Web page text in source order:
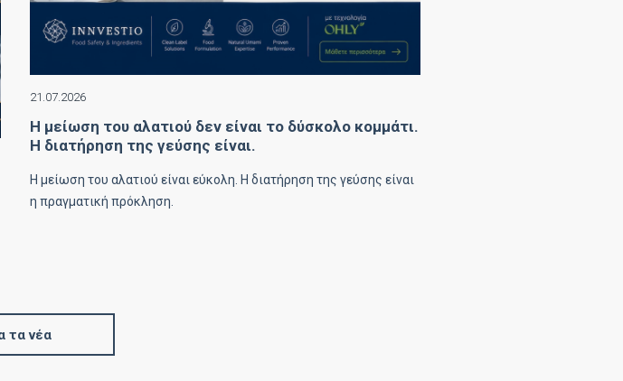
21.07.2026
Η μείωση του αλατιού δεν είναι το δύσκολο κομμάτι.
Η διατήρηση της γεύσης είναι.
Η μείωση του αλατιού είναι εύκολη. Η διατήρηση της γεύσης είναι
η πραγματική πρόκληση.
τα νέα